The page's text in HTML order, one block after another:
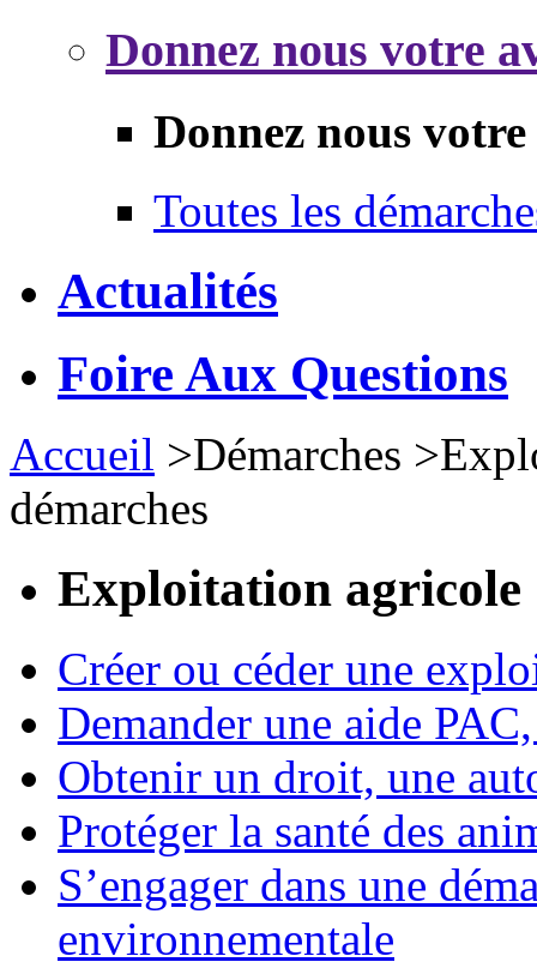
Donnez nous votre
Donnez nous
Toutes les
Actualités
Foire Aux Questions
Accueil >Démarches >
démarches
Exploitation agricole
Créer ou céder une
Demander une aide
Obtenir un droit, une
Protéger la santé des
S’engager dans une
environnementale